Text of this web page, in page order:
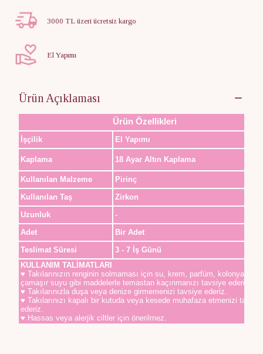
3000 TL üzeri ücretsiz kargo
El Yapımı
Ürün Açıklaması
Ürün Özellikleri
İşçilik El Yapımı
Kaplama 18 Ayar Altın Kaplama
Kullanılan Malzeme
Pirinç
Kullanılan Taş
Zirkon
Uzunluk
-
Adet
Bir Adet
Teslimat Süresi
3 - 7 İş Günü
KULLANIM TALİMATLARI
♥ Takılarınızın renginin solmaması için su, krem, parfüm, kolonya,
çamaşır suyu gibi maddelerle temastan kaçınmanızı tavsiye ederiz.
♥ Takılarınızla duşa veya denize girmemenizi tavsiye ederiz.
♥ Takılarınızı kapalı bir kutuda veya kesede muhafaza etmenizi
ederiz.
♥ Hassas veya alerjik ciltler için önerilmez.